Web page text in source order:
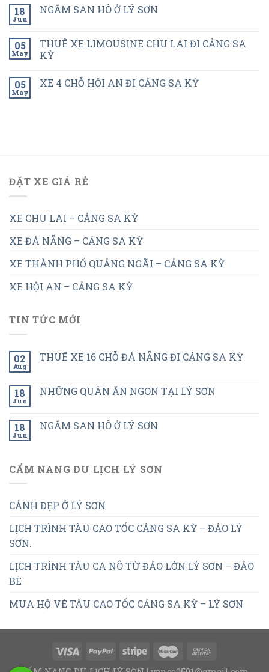
18
Jun
NGẮM SAN HÔ Ở LÝ SƠN
05
May
THUÊ XE LIMOUSINE CHU LAI ĐI CẢNG SA
KỲ
05
May
XE 4 CHỖ HỘI AN ĐI CẢNG SA KỲ
ĐẶT XE GIÁ RẺ
XE CHU LAI – CẢNG SA KỲ
XE ĐÀ NẴNG – CẢNG SA KỲ
XE THÀNH PHỐ QUẢNG NGÃI – CẢNG SA KỲ
XE HỘI AN – CẢNG SA KỲ
TIN TỨC MỚI
02
Aug
THUÊ XE 16 CHỖ ĐÀ NẴNG ĐI CẢNG SA KỲ
18
Jun
NHỮNG QUÁN ĂN NGON TẠI LÝ SƠN
18
Jun
NGẮM SAN HÔ Ở LÝ SƠN
CẨM NANG DU LỊCH LÝ SƠN
CẢNH ĐẸP Ở LÝ SƠN
LỊCH TRÌNH TÀU CAO TỐC CẢNG SA KỲ – ĐẢO LÝ
SƠN.
LỊCH TRÌNH TÀU CA NÔ TỪ ĐẢO LỚN LÝ SƠN – ĐẢO
BÉ
MUA HỘ VÉ TÀU CAO TỐC CẢNG SA KỲ – LÝ SƠN